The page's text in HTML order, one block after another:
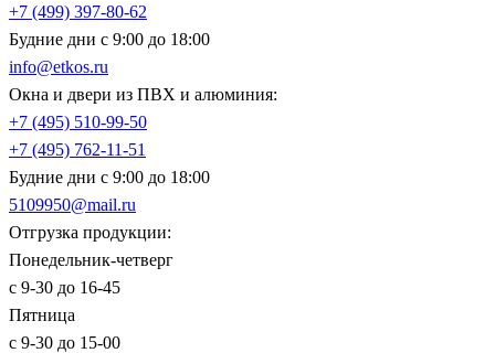
+7 (499) 397-80-62
Будние дни с 9:00 до 18:00
info@etkos.ru
Окна и двери из ПВХ и алюминия:
+7 (495) 510-99-50
+7 (495) 762-11-51
Будние дни с 9:00 до 18:00
5109950@mail.ru
Отгрузка продукции:
Понедельник-четверг
с 9-30 до 16-45
Пятница
с 9-30 до 15-00